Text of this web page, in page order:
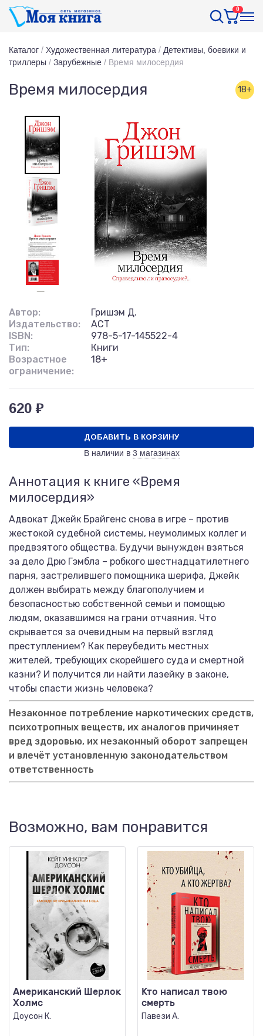
0
Каталог / Художественная литература / Детективы, боевики и
триллеры / Зарубежные / Время милосердия
Время милосердия 18+
Автор:
Гришэм Д.
Издательство:
АСТ
ISBN:
978-5-17-145522-4
Тип:
Книги
Возрастное
ограничение:
18+
620 ₽
ДОБАВИТЬ В КОРЗИНУ
В наличии в 3 магазинах
Аннотация к книге «Время
милосердия»
Адвокат Джейк Брайгенс снова в игре – против
жестокой судебной системы, неумолимых коллег и
предвзятого общества. Будучи вынужден взяться
за дело Дрю Гэмбла – робкого шестнадцатилетнего
парня, застрелившего помощника шерифа, Джейк
должен выбирать между благополучием и
безопасностью собственной семьи и помощью
людям, оказавшимся на грани отчаяния. Что
скрывается за очевидным на первый взгляд
преступлением? Как переубедить местных
жителей, требующих скорейшего суда и смертной
казни? И получится ли найти лазейку в законе,
чтобы спасти жизнь человека?
Незаконное потребление наркотических средств,
психотропных веществ, их аналогов причиняет
вред здоровью, их незаконный оборот запрещен
и влечёт установленную законодательством
ответственность
Возможно, вам понравится
Американский Шерлок
Холмс
Доусон К.
Кто написал твою
смерть
Павези А.